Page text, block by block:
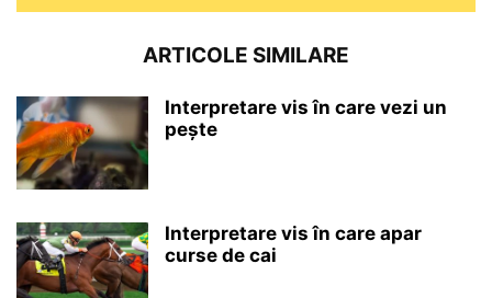
ARTICOLE SIMILARE
Interpretare vis în care vezi un
pește
Interpretare vis în care apar
curse de cai